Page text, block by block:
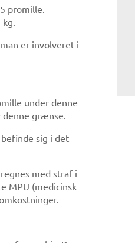
promille.
er involveret i
under denne
grænse.
sig i det
med straf i
MPU (medicinsk